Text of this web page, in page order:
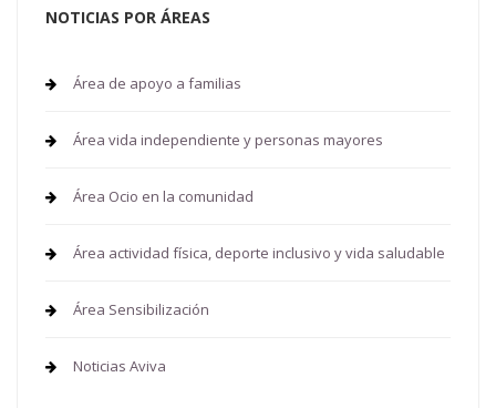
NOTICIAS POR ÁREAS
Área de apoyo a familias
Área vida independiente y personas mayores
Área Ocio en la comunidad
Área actividad física, deporte inclusivo y vida saludable
Área Sensibilización
Noticias Aviva